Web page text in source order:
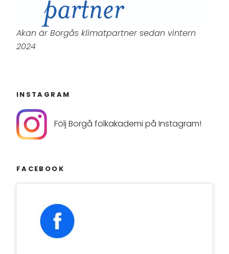
Akan är Borgås klimatpartner sedan vintern
2024
INSTAGRAM
Följ Borgå folkakademi på Instagram!
FACEBOOK